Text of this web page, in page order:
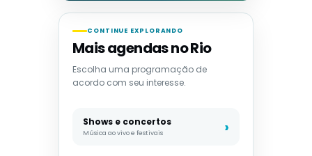
CONTINUE EXPLORANDO
Mais agendas no Rio
Escolha uma programação de
acordo com seu interesse.
Shows e concertos
Música ao vivo e festivais